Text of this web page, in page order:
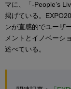
マに、「-People’s
掲げている。
ンが直感的でユーザ
メントとイノベーシ
述べている。